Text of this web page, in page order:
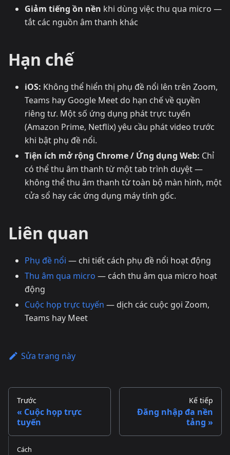
Giảm tiếng ồn nền khi dùng việc thu qua micro —
tắt các nguồn âm thanh khác
Hạn chế
iOS: Không thể hiển thị phụ đề nổi lên trên Zoom,
Teams hay Google Meet do hạn chế về quyền
riêng tư. Một số ứng dụng phát trực tuyến
(Amazon Prime, Netflix) yêu cầu phát video trước
khi bật phụ đề nổi.
Tiện ích mở rộng Chrome / Ứng dụng Web: Chỉ
có thể thu âm thanh từ một tab trình duyệt —
không thể thu âm thanh từ toàn bộ màn hình, một
cửa sổ hay các ứng dụng máy tính gốc.
Liên quan
Phụ đề nổi — chi tiết cách phụ đề nổi hoạt động
Thu âm qua micro — cách thu âm qua micro hoạt
động
Cuộc họp trực tuyến — dịch các cuộc gọi Zoom,
Teams hay Meet
Sửa trang này
Trước
Cuộc họp trực
tuyến
Kế tiếp
Đăng nhập đa nền
tảng
Cách